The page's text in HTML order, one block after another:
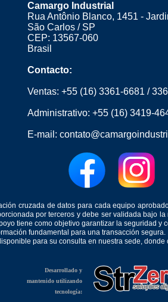
Camargo Industrial
Rua Antônio Blanco, 1451 -
São Carlos / SP
CEP: 13567-060
Brasil
Contacto:
Ventas: +55 (16) 3361-6681 /
Administrativo: +55 (16) 3419-
E-mail:
cruzada de datos para cada equipo
por terceros y debe ser validada bajo
tiene como objetivo garantizar la seguridad
fundamental para una transacción segura.
para su consulta en nuestra sede,
Desarrollado y
mantenido utilizando
tecnología: